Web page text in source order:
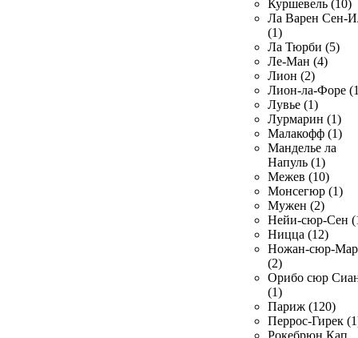
Куршевель (10)
Ла Варен Сен-
(1)
Ла Тюрби (5)
Ле-Ман (4)
Лион (2)
Лион-ла-Форе
Лувье (1)
Лурмарин (1)
Малакофф (1)
Манделье ла
Напуль (1)
Межев (10)
Монсегюр (1)
Мужен (2)
Нейи-сюр-Сен
Ницца (12)
Ножан-сюр-
(2)
Орибо сюр
(1)
Париж (120)
Перрос-Гирек
Рокебрюн Кап